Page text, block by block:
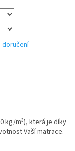
doručení
kg/m³), která je díky
Vaší matrace.